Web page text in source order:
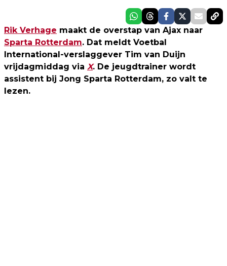
Rik Verhage maakt de overstap van Ajax naar
Sparta Rotterdam. Dat meldt Voetbal
International-verslaggever Tim van Duijn
vrijdagmiddag via X. De jeugdtrainer wordt
assistent bij Jong Sparta Rotterdam, zo valt te
lezen.